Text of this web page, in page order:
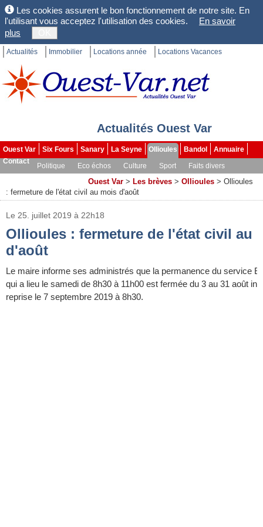
Les cookies assurent le bon fonctionnement de notre site. En
l'utilisant vous acceptez l'utilisation des cookies.
En savoir
plus
Actualités Immobilier Locations année Locations Vacances
Actualités Ouest Var
Ouest Var Six Fours Sanary La Seyne Ollioules Bandol
Annuaire
Contact
Politique Eco échos Culture Sport
Faits divers
Ouest Var > Les brèves > Ollioules > Ollioules
: fermeture de l'état civil au mois d'août
Le 25. juillet 2019 à 22h18
Ollioules : fermeture de l'état civil au
d'août
Le maire informe ses administrés que la permanence du service
qui a lieu le samedi de 8h30 à 11h00 est fermée du 3 au 31 août
reprise le 7 septembre 2019 à 8h30.